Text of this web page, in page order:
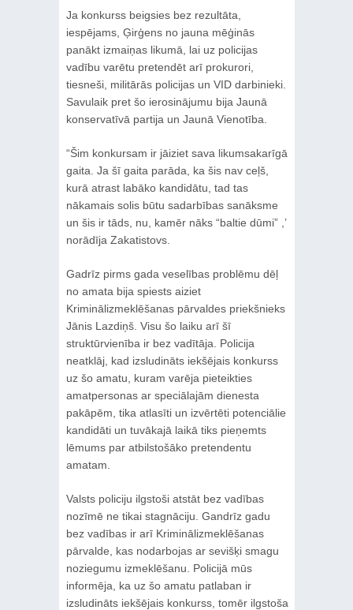
Ja konkurss beigsies bez rezultāta,
iespējams, Ģirģens no jauna mēģinās
panākt izmaiņas likumā, lai uz policijas
vadību varētu pretendēt arī prokurori,
tiesneši, militārās policijas un VID darbinieki.
Savulaik pret šo ierosinājumu bija Jaunā
konservatīvā partija un Jaunā Vienotība.
“Šim konkursam ir jāiziet sava likumsakarīgā
gaita. Ja šī gaita parāda, ka šis nav ceļš,
kurā atrast labāko kandidātu, tad tas
nākamais solis būtu sadarbības sanāksme
un šis ir tāds, nu, kamēr nāks “baltie dūmi” ,’
norādīja Zakatistovs.
Gadrīz pirms gada veselības problēmu dēļ
no amata bija spiests aiziet
Kriminālizmeklēšanas pārvaldes priekšnieks
Jānis Lazdiņš. Visu šo laiku arī šī
struktūrvienība ir bez vadītāja. Policija
neatklāj, kad izsludināts iekšējais konkurss
uz šo amatu, kuram varēja pieteikties
amatpersonas ar speciālajām dienesta
pakāpēm, tika atlasīti un izvērtēti potenciālie
kandidāti un tuvākajā laikā tiks pieņemts
lēmums par atbilstošāko pretendentu
amatam.
Valsts policiju ilgstoši atstāt bez vadības
nozīmē ne tikai stagnāciju. Gandrīz gadu
bez vadības ir arī Kriminālizmeklēšanas
pārvalde, kas nodarbojas ar sevišķi smagu
noziegumu izmeklēšanu. Policijā mūs
informēja, ka uz šo amatu patlaban ir
izsludināts iekšējais konkurss, tomēr ilgstoša